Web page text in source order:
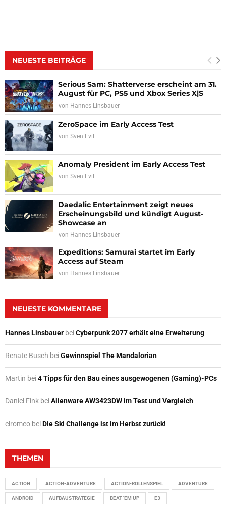
NEUESTE BEITRÄGE
Serious Sam: Shatterverse erscheint am 31.
August für PC, PS5 und Xbox Series X|S
von Hannes Linsbauer
ZeroSpace im Early Access Test
von Sven Evil
Anomaly President im Early Access Test
von Sven Evil
Daedalic Entertainment zeigt neues
Erscheinungsbild und kündigt August-
Showcase an
von Hannes Linsbauer
Expeditions: Samurai startet im Early
Access auf Steam
von Hannes Linsbauer
NEUESTE KOMMENTARE
Hannes Linsbauer beiCyberpunk 2077 erhält eine Erweiterung
Renate Busch beiGewinnspiel The Mandalorian
Martin bei4 Tipps für den Bau eines ausgewogenen (Gaming)-PCs
Daniel Fink beiAlienware AW3423DW im Test und Vergleich
elromeo beiDie Ski Challenge ist im Herbst zurück!
THEMEN
ACTION ACTION-ADVENTURE ACTION-ROLLENSPIEL ADVENTURE
ANDROID AUFBAUSTRATEGIE BEAT 'EM UP E3